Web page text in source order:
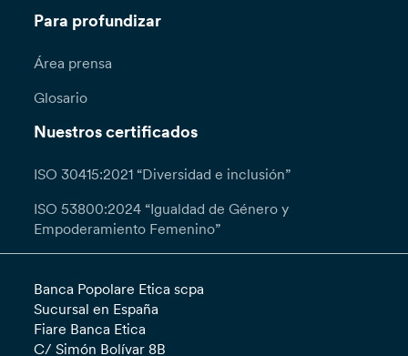
Para profundizar
Área prensa
Glosario
Nuestros certificados
ISO 30415:2021 “Diversidad e inclusión”
ISO 53800:2024 “Igualdad de Género y
Empoderamiento Femenino”
Banca Popolare Etica scpa
Sucursal en España
Fiare Banca Etica
C/ Simón Bolívar 8B